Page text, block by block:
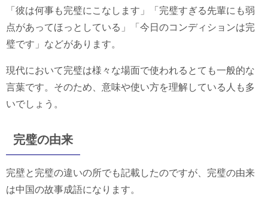
「彼は何事も完璧にこなします」「完璧すぎる先輩にも弱
点があってほっとしている」「今日のコンディションは完
璧です」などがあります。
現代において完璧は様々な場面で使われるとても一般的な
言葉です。そのため、意味や使い方を理解している人も多
いでしょう。
完璧の由来
完壁と完璧の違いの所でも記載したのですが、完璧の由来
は中国の故事成語になります。